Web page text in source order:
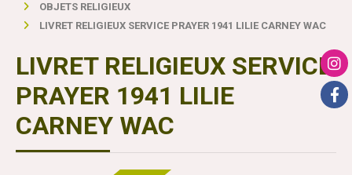
OBJETS RELIGIEUX
LIVRET RELIGIEUX SERVICE PRAYER 1941 LILIE CARNEY WAC
LIVRET RELIGIEUX SERVICE
PRAYER 1941 LILIE
CARNEY WAC